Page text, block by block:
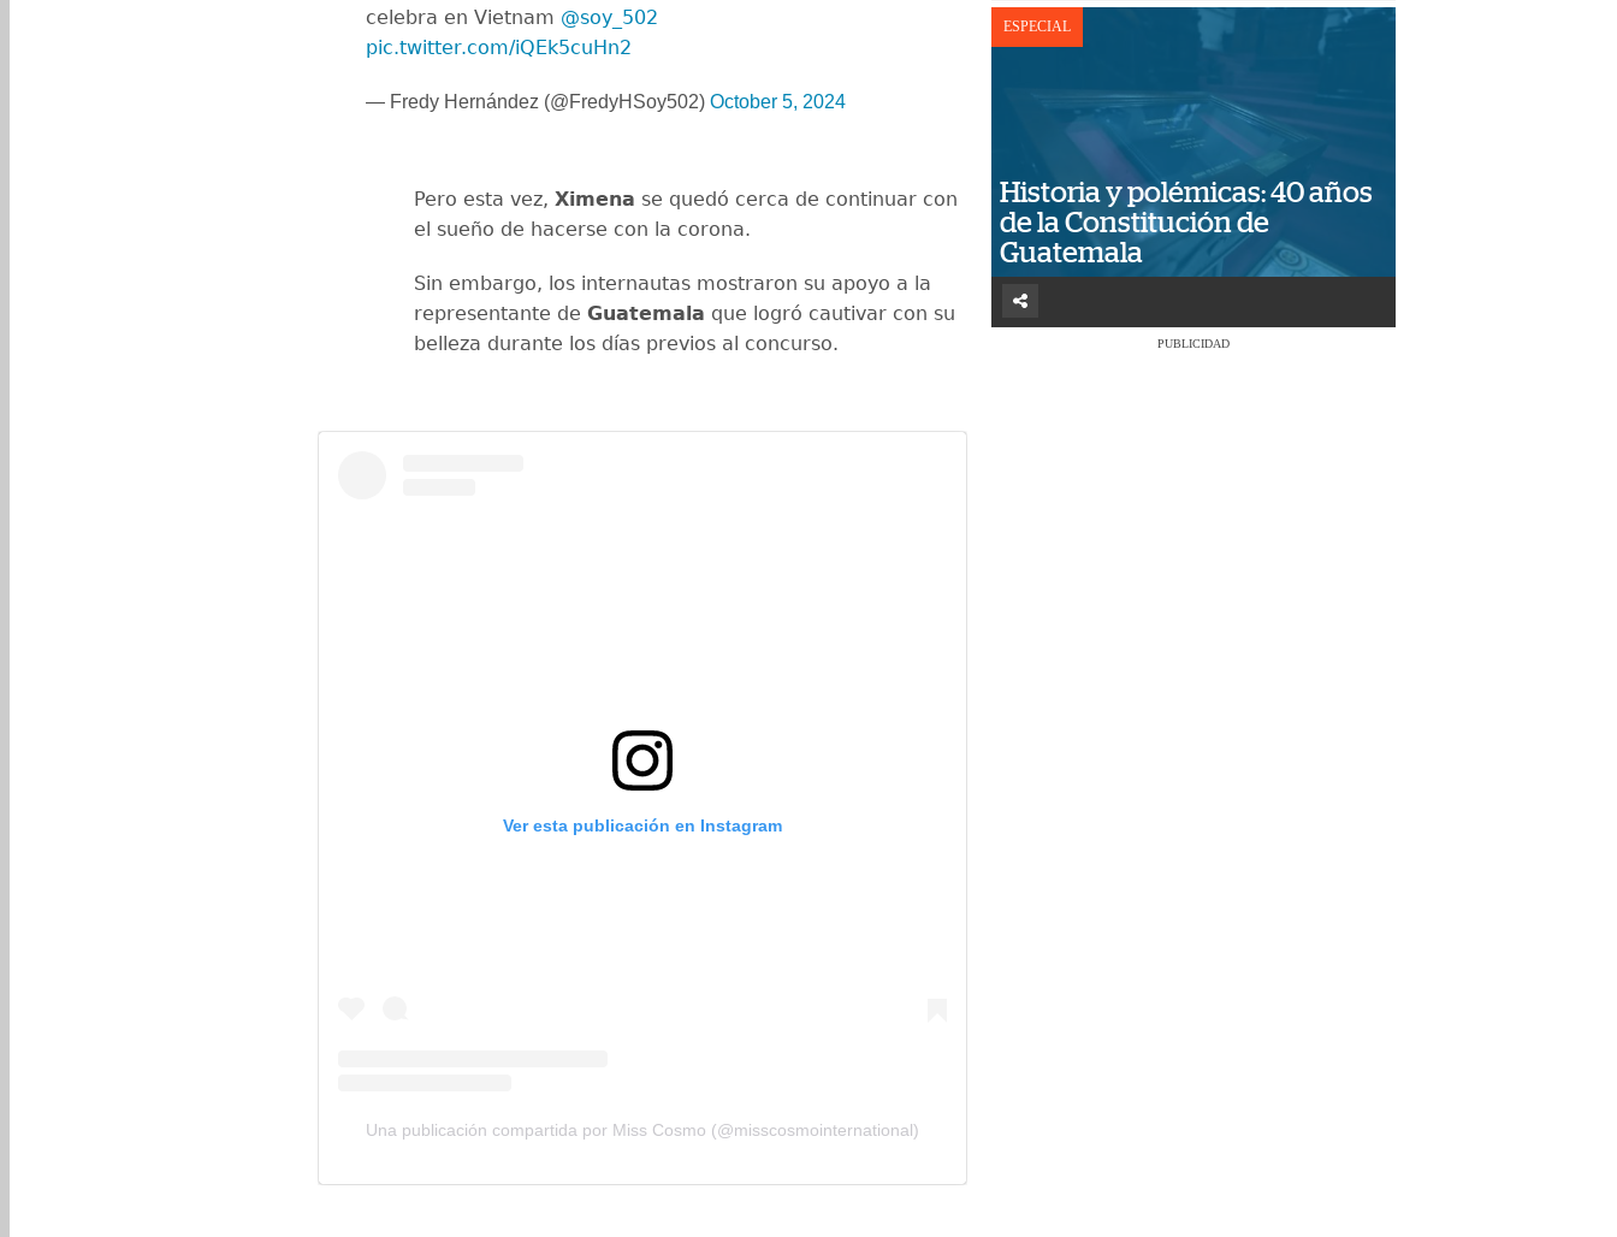
celebra en Vietnam @soy_502
pic.twitter.com/iQEk5cuHn2
— Fredy Hernández (@FredyHSoy502) October 5, 2024
Pero esta vez, Ximena se quedó cerca de continuar con
el sueño de hacerse con la corona.
Sin embargo, los internautas mostraron su apoyo a la
representante de Guatemala que logró cautivar con su
belleza durante los días previos al concurso.
Ver esta publicación en Instagram
Una publicación compartida por Miss Cosmo (@misscosmointernational)
ESPECIAL
Historia y polémicas: 40 años
de la Constitución de
Guatemala
PUBLICIDAD